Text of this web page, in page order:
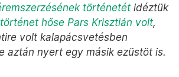
történetét idéztük
hőse Pars Krisztián volt,
volt kalapácsvetésben
aztán nyert egy másik ezüstöt is.